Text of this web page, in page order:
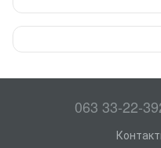
063 33-22-